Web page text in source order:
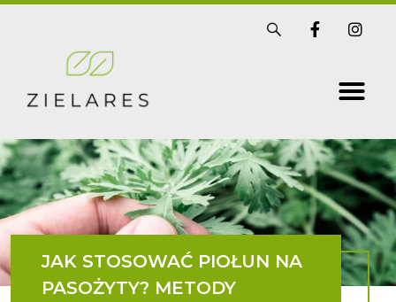
S
i
F
a
-
f
I
n
a
g
m
JAK STOSOWAĆ PIOŁUN NA
PASOŻYTY? METODY